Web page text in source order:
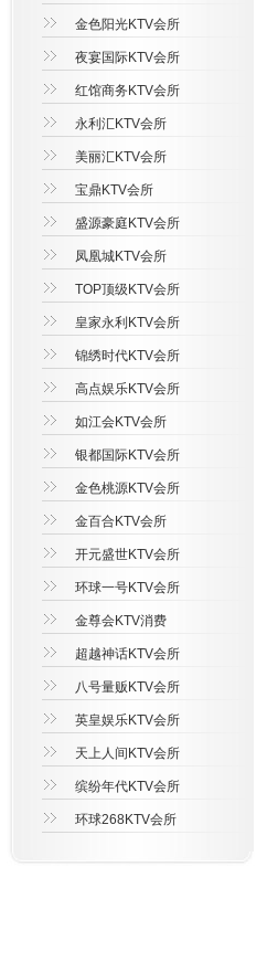
金色阳光KTV会所
夜宴国际KTV会所
红馆商务KTV会所
永利汇KTV会所
美丽汇KTV会所
宝鼎KTV会所
盛源豪庭KTV会所
凤凰城KTV会所
TOP顶级KTV会所
皇家永利KTV会所
锦绣时代KTV会所
高点娱乐KTV会所
如江会KTV会所
银都国际KTV会所
金色桃源KTV会所
金百合KTV会所
开元盛世KTV会所
环球一号KTV会所
金尊会KTV消费
超越神话KTV会所
八号量贩KTV会所
英皇娱乐KTV会所
天上人间KTV会所
缤纷年代KTV会所
环球268KTV会所